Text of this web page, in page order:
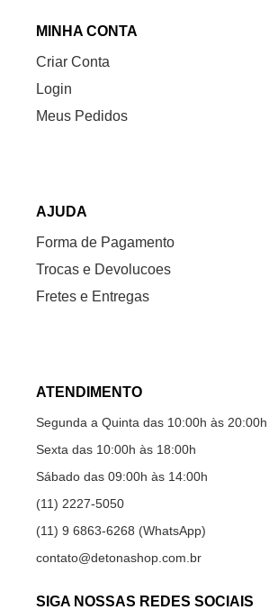
MINHA CONTA
Criar Conta
Login
Meus Pedidos
AJUDA
Forma de Pagamento
Trocas e Devolucoes
Fretes e Entregas
ATENDIMENTO
Segunda a Quinta das 10:00h às 20:00h
Sexta das 10:00h às 18:00h
Sábado das 09:00h às 14:00h
(11) 2227-5050
(11) 9 6863-6268 (WhatsApp)
contato@detonashop.com.br
SIGA NOSSAS REDES SOCIAIS